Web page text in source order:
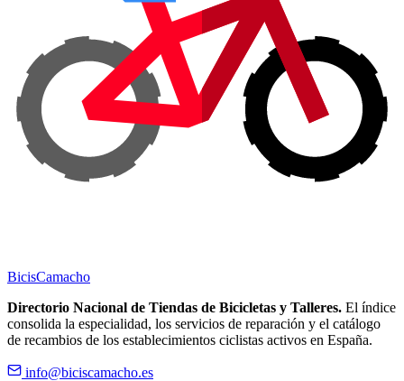
BicisCamacho
Directorio Nacional de Tiendas de Bicicletas y Talleres. El índice
consolida la especialidad, los servicios de reparación y el catálogo
de recambios de los establecimientos ciclistas activos en España.
info@biciscamacho.es